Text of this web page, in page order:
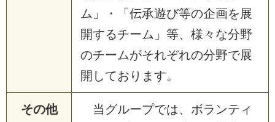
ム」・「伝承遊び等の企画を展
開するチーム」等、様々な分野
のチームがそれぞれの分野で展
開しております。
その他
当グループでは、ボランティ